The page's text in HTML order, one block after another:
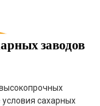
заводов
сахарных